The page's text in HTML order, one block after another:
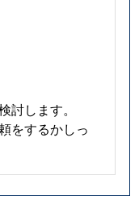
討します。
をするかしっ